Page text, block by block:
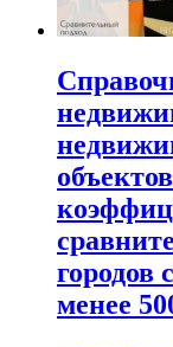
городов
менее